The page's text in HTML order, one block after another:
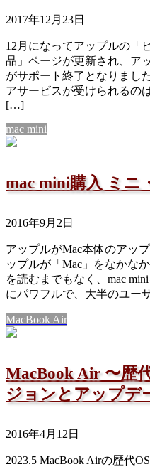
2017年12月23日
12月になってアップルの「
品」ページが更新され、ア
がサポート終了となりまし
アサービスが受けられるの
[…]
mac mini
mac mini購入 ミニ
2016年9月2日
アップルがMac本体のアッ
ップルが「Mac」をなかな
を読むまでもなく、mac
にパワフルで、大半のユー
MacBook Air
MacBook Air 〜歴
ジョンとアップデ
2016年4月12日
2023.5 MacBook Airの歴代